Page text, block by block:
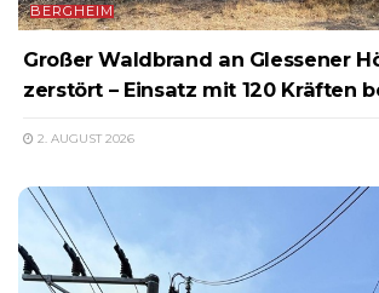
BERGHEIM
Großer Waldbrand an Glessener
zerstört – Einsatz mit 120 Kräften
2. AUGUST 2026